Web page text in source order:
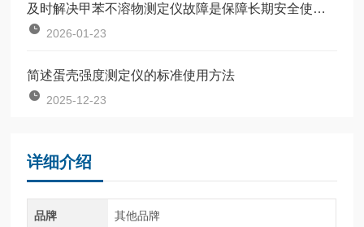
及时解决甲苯不溶物测定仪故障是保障长期安全使用的关键
2026-01-23
简述蛋壳强度测定仪的标准使用方法
2025-12-23
详细介绍
品牌 其他品牌